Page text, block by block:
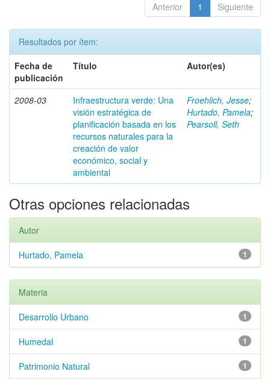
Anterior 1 Siguiente
Resultados por ítem:
Fecha de
publicación
Título Autor(es)
2008-03
Infraestructura verde: Una
visión estratégica de
planificación basada en los
recursos naturales para la
creación de valor
económico, social y
ambiental
Froehlich, Jesse;
Hurtado, Pamela;
Pearsoll, Seth
Otras opciones relacionadas
Autor
1
Hurtado, Pamela
Materia
1
Desarrollo Urbano
1
Humedal
1
Patrimonio Natural